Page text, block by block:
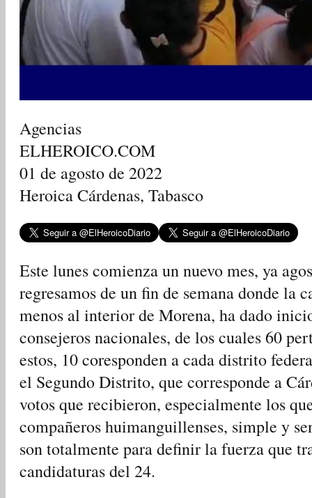
Agencias
ELHEROICO.COM
01 de agosto de 2022
Heroica Cárdenas, Tabasco
Este lunes comienza un nuevo mes, ya
regresamos de un fin de semana donde la
menos al interior de Morena, ha dado
consejeros nacionales, de los cuales 60
estos, 10 coresponden a cada distrito
el Segundo Distrito, que corresponde a
votos que recibieron, especialmente los
compañeros huimanguillenses, simple y
son totalmente para definir la fuerza que
candidaturas del 24.